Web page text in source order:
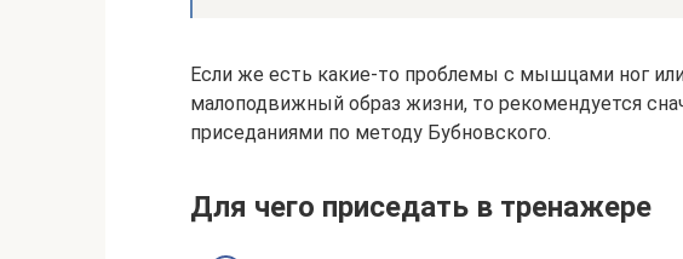
Если же есть какие-то проблемы с мышцами ног
малоподвижный образ жизни, то рекомендуется
приседаниями по методу Бубновского.
Для чего приседать в тренажере